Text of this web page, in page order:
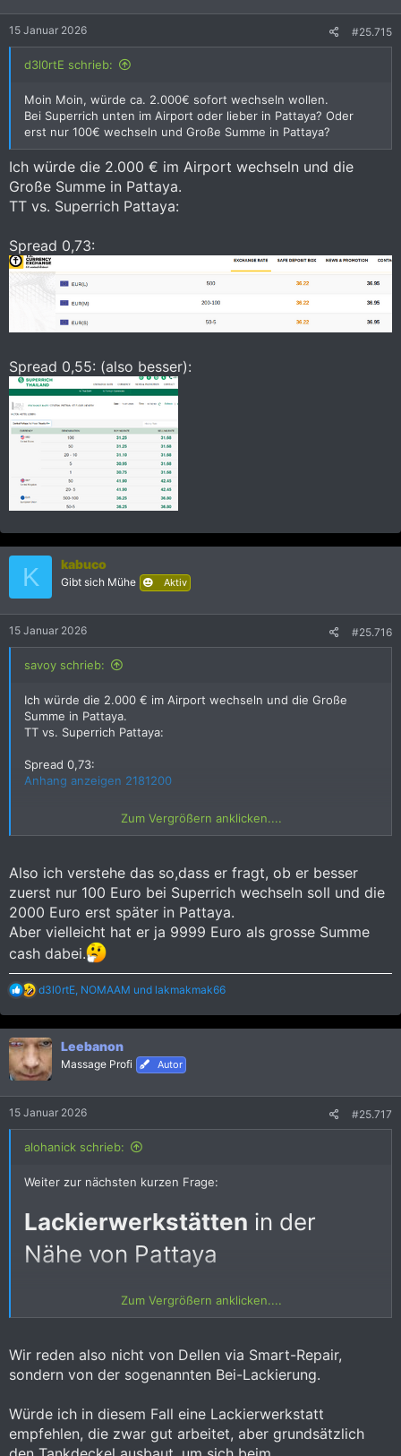
n
:
15 Januar 2026 #25.715
d3l0rtE schrieb:
Moin Moin, würde ca. 2.000€ sofort wechseln wollen.
Bei Superrich unten im Airport oder lieber in Pattaya? Oder
erst nur 100€ wechseln und Große Summe in Pattaya?
Ich würde die 2.000 € im Airport wechseln und die
Große Summe in Pattaya.
TT vs. Superrich Pattaya:
Spread 0,73:
Spread 0,55: (also besser):
K kabuco
Gibt sich Mühe Aktiv
15 Januar 2026 #25.716
savoy schrieb:
Ich würde die 2.000 € im Airport wechseln und die Große
Summe in Pattaya.
TT vs. Superrich Pattaya:
Spread 0,73:
Anhang anzeigen 2181200
Spread 0,55: (also besser):
Anhang anzeigen 2181201
Zum Vergrößern anklicken....
Also ich verstehe das so,dass er fragt, ob er besser
zuerst nur 100 Euro bei Superrich wechseln soll und die
2000 Euro erst später in Pattaya.
Aber vielleicht hat er ja 9999 Euro als grosse Summe
cash dabei.
R
a
k
t
i
o
n
:
d3l0rtE NOMAAM und lakmakmak66
Leebanon
Massage Profi Autor
15 Januar 2026 #25.717
alohanick schrieb:
Weiter zur nächsten kurzen Frage:
Lackierwerkstätten in der
Nähe von Pattaya
Im Laufe der Zeit haben sich bei mir kleine Kratzer und
Schrammen in Stecknadelkopf-Größe über den Autolack
Diese Flächen gänzlich neu zu lackieren, lohnt sich meiner
Ich suche also nach einer Lackiererei, die gut im Ausbessen
ist. Ich selbst traue mich wegen der Farbe (blau-metallic) nicht
ran.
Zum Vergrößern anklicken....
Wir reden also nicht von Dellen via Smart-Repair,
sondern von der sogenannten Bei-Lackierung.
Würde ich in diesem Fall eine Lackierwerkstatt
empfehlen, die zwar gut arbeitet, aber grundsätzlich